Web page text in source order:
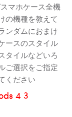
マホケース全機
の機種を教えて
ンダムにおまけ
ースのスタイル
タイルなどいろ
ご選択をご指定
ください
4 3